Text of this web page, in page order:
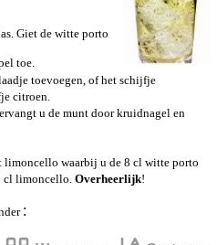
Giet de witte porto
toe.
toevoegen, of het schijfje
citroen.
u de munt door kruidnagel en
limoncello waarbij u de 8 cl witte porto
cl limoncello. Overheerlijk!
: